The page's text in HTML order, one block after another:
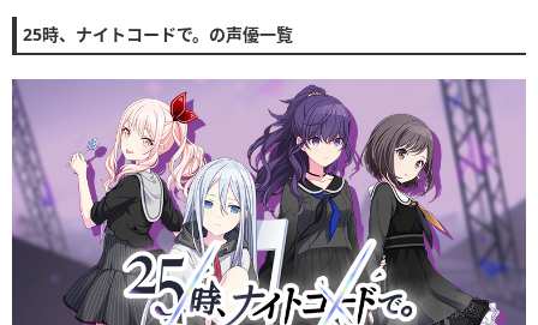
25時、ナイトコードで。の声優一覧